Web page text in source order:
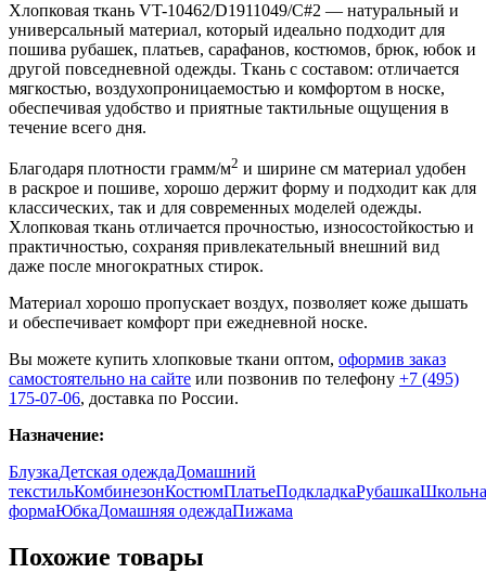
Хлопковая ткань VT-10462/D1911049/C#2 — натуральный и
универсальный материал, который идеально подходит для
пошива рубашек, платьев, сарафанов, костюмов, брюк, юбок и
другой повседневной одежды. Ткань с составом: отличается
мягкостью, воздухопроницаемостью и комфортом в носке,
обеспечивая удобство и приятные тактильные ощущения в
течение всего дня.
Благодаря плотности грамм/м2 и ширине см материал удобен
в раскрое и пошиве, хорошо держит форму и подходит как для
классических, так и для современных моделей одежды.
Хлопковая ткань отличается прочностью, износостойкостью и
практичностью, сохраняя привлекательный внешний вид
даже после многократных стирок.
Материал хорошо пропускает воздух, позволяет коже дышать
и обеспечивает комфорт при ежедневной носке.
Вы можете купить хлопковые ткани оптом, оформив заказ
самостоятельно на сайте или позвонив по телефону +7 (495)
175-07-06, доставка по России.
Назначение:
БлузкаДетская одеждаДомашний
текстильКомбинезонКостюмПлатьеПодкладкаРубашка
формаЮбкаДомашняя одеждаПижама
Похожие товары